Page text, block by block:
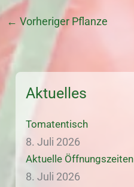
← Vorheriger Pflanze
Aktuelles
Tomatentisch
8. Juli 2026
Aktuelle Öffnungszeiten
8. Juli 2026